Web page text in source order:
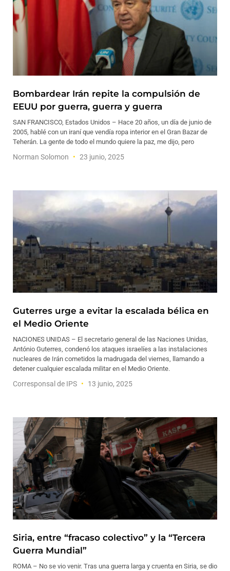
Bombardear Irán repite la compulsión de
EEUU por guerra, guerra y guerra
SAN FRANCISCO, Estados Unidos – Hace 20 años, un día de junio de
2005, hablé con un iraní que vendía ropa interior en el Gran Bazar de
Teherán. La gente de todo el mundo quiere la paz, me dijo, pero
Norman Solomon 23 junio, 2025
Guterres urge a evitar la escalada bélica en
el Medio Oriente
NACIONES UNIDAS – El secretario general de las Naciones Unidas,
António Guterres, condenó los ataques israelíes a las instalaciones
nucleares de Irán cometidos la madrugada del viernes, llamando a
detener cualquier escalada militar en el Medio Oriente.
Corresponsal de IPS 13 junio, 2025
Siria, entre “fracaso colectivo” y la “Tercera
Guerra Mundial”
ROMA – No se vio venir. Tras una guerra larga y cruenta en Siria, se dio